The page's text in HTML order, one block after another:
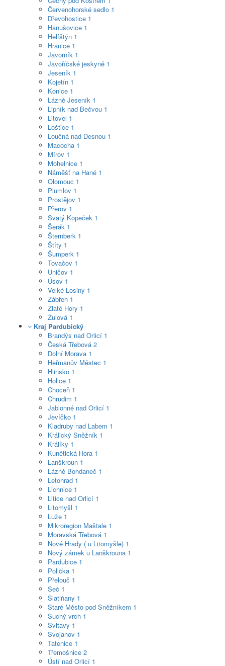
Červenohorské sedlo 1
Dřevohostice 1
Hanušovice 1
Helfštýn 1
Hranice 1
Javorník 1
Javoříčské jeskyně 1
Jeseník 1
Kojetín 1
Konice 1
Lázně Jeseník 1
Lipník nad Bečvou 1
Litovel 1
Loštice 1
Loučná nad Desnou 1
Macocha 1
Mírov 1
Mohelnice 1
Náměšť na Hané 1
Olomouc 1
Plumlov 1
Prostějov 1
Přerov 1
Svatý Kopeček 1
Šerák 1
Šternberk 1
Štíty 1
Šumperk 1
Tovačov 1
Uničov 1
Úsov 1
Velké Losiny 1
Zábřeh 1
Zlaté Hory 1
Žulová 1
Kraj Pardubický
Brandýs nad Orlicí 1
Česká Třebová 2
Dolní Morava 1
Heřmanův Městec 1
Hlinsko 1
Holice 1
Choceň 1
Chrudim 1
Jablonné nad Orlicí 1
Jevíčko 1
Kladruby nad Labem 1
Králický Sněžník 1
Králíky 1
Kunětická Hora 1
Lanškroun 1
Lázně Bohdaneč 1
Letohrad 1
Lichnice 1
Litice nad Orlicí 1
Litomyšl 1
Luže 1
Mikroregion Maštale 1
Moravská Třebová 1
Nové Hrady ( u Litomyšle) 1
Nový zámek u Lanškrouna 1
Pardubice 1
Polička 1
Přelouč 1
Seč 1
Slatiňany 1
Staré Město pod Sněžníkem 1
Suchý vrch 1
Svitavy 1
Svojanov 1
Tatenice 1
Třemošnice 2
Ústí nad Orlicí 1